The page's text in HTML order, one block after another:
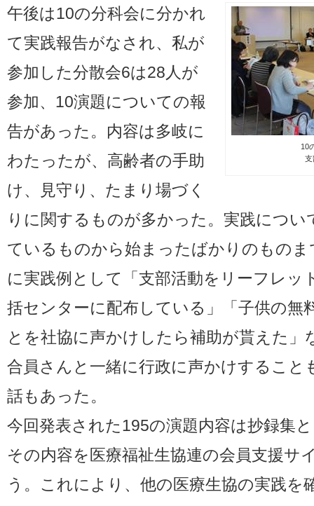
10
支
午後は10の分科会に分かれ
て実践報告がなされ、私が
参加した分散会6は28人が
参加、10演題についての報
告があった。内容は多岐に
わたったが、高齢者の手助
け、見守り、たまり場づく
りに関するものが多かった。実践につい
ているものから始まったばかりのものま
に実践例として「支部活動をリーフレッ
括センターに配布している」「子供の無
とを社協に声かけしたら補助が貰えた」
合員さんと一緒に行政に声かけすること
話もあった。
今回発表された195の演題内容は抄録集
その内容を医療福祉生協連の会員支援サ
う。これにより、他の医療生協の実践を